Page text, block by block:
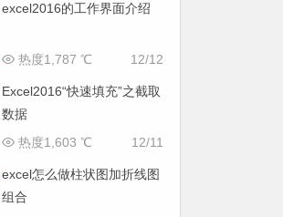
excel2016的工作界面介绍
12/12
热度1,787 ℃
Excel2016“快速填充”之截取
数据
12/11
热度1,603 ℃
excel怎么做柱状图加折线图
组合